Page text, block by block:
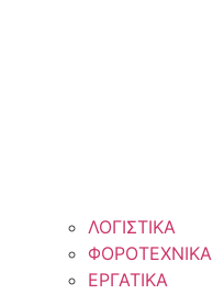
ΛΟΓΙΣΤΙΚΑ
ΦΟΡΟΤΕΧΝΙΚΑ
ΕΡΓΑΤΙΚΑ